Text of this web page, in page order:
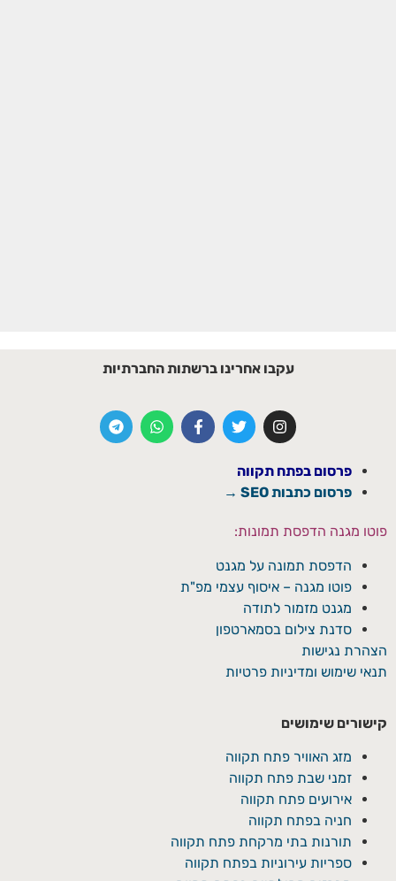
עקבו אחרינו ברשתות החברתיות
פרסום בפתח תקווה
פרסום כתבות SEO →
פוטו מגנה הדפסת תמונות:
הדפסת תמונה על מגנט
פוטו מגנה – איסוף עצמי מפ"ת
מגנט מזמור לתודה
סדנת צילום בסמארטפון
הצהרת נגישות
תנאי שימוש ומדיניות פרטיות
קישורים שימושים
מזג האוויר פתח תקווה
זמני שבת פתח תקווה
אירועים פתח תקווה
חניה בפתח תקווה
תורנות בתי מרקחת פתח תקווה
ספריות עירוניות בפתח תקווה